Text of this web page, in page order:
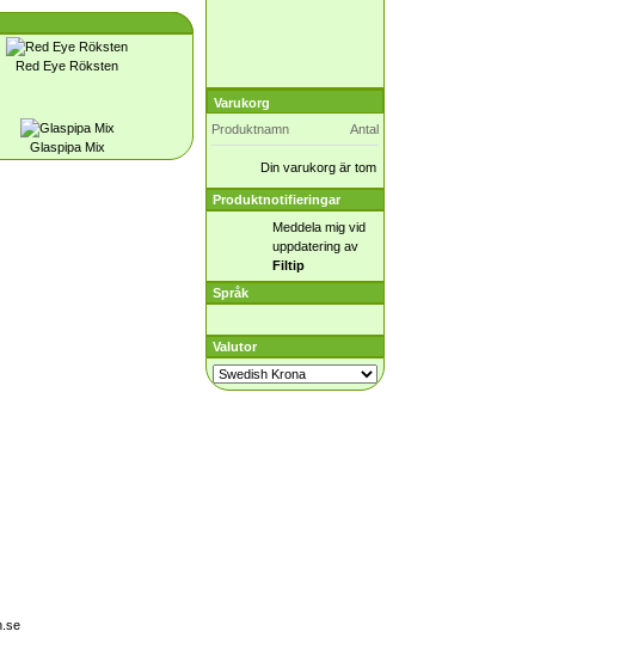
Red Eye Röksten
Glaspipa Mix
Varukorg
Produktnamn
Antal
Din varukorg är tom
Produktnotifieringar
Meddela mig vid
uppdatering av
Filtip
Språk
Valutor